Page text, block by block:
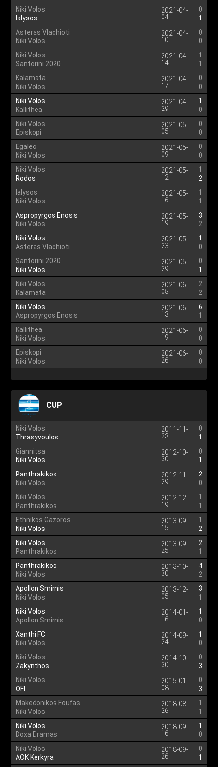
Niki Volos
Ialysos
2021-04-
04
0
1
Asteras Vlachioti
Niki Volos
2021-04-
10
0
0
Niki Volos
Santorini 2020
2021-04-
14
1
1
Kalamata
Niki Volos
2021-04-
17
0
0
Niki Volos
Kallithea
2021-04-
29
1
0
Niki Volos
Episkopi
2021-05-
05
0
0
Egaleo
Niki Volos
2021-05-
09
0
0
Niki Volos
Rodos
2021-05-
12
1
2
Ialysos
Niki Volos
2021-05-
16
1
1
Aspropyrgos Enosis
Niki Volos
2021-05-
19
3
2
Niki Volos
Asteras Vlachioti
2021-05-
23
1
0
Santorini 2020
Niki Volos
2021-05-
29
0
1
Niki Volos
Kalamata
2021-06-
05
2
2
Niki Volos
Aspropyrgos Enosis
2021-06-
13
6
1
Kallithea
Niki Volos
2021-06-
19
0
0
Episkopi
Niki Volos
2021-06-
26
0
0
CUP
Niki Volos
Thrasyvoulos
2011-11-
23
0
1
Giannitsa
Niki Volos
2012-10-
30
0
1
Panthrakikos
Niki Volos
2012-11-
29
2
0
Niki Volos
Panthrakikos
2012-12-
19
1
1
Ethnikos Gazoros
Niki Volos
2013-09-
15
1
2
Niki Volos
Panthrakikos
2013-09-
25
2
1
Panthrakikos
Niki Volos
2013-10-
30
4
2
Apollon Smirnis
Niki Volos
2013-12-
05
3
1
Niki Volos
Apollon Smirnis
2014-01-
16
1
0
Xanthi FC
Niki Volos
2014-09-
24
1
0
Niki Volos
Zakynthos
2014-10-
30
0
3
Niki Volos
OFI
2015-01-
08
0
3
Makedonikos Foufas
Niki Volos
2018-08-
26
1
1
Niki Volos
Doxa Dramas
2018-09-
16
1
0
Niki Volos
AOK Kerkyra
2018-09-
26
0
1